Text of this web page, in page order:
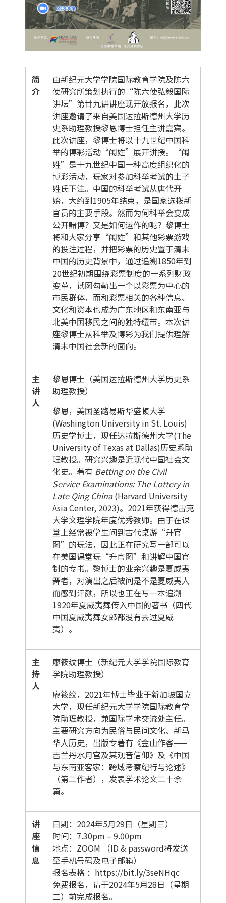
简
介
由新纪元大学学院国际教育学院及陈六
使研究所策划执行的“陈六使弘毅国际
讲坛”第廿九讲讲座现开放报名，此次
讲座邀请了来自美国达拉斯德州大学历
史系助理教授黎恩博士担任主讲嘉宾。
此次讲座，黎博士将以十九世纪中国科
举的博彩活动“闱姓”展开讲授。“闱
姓”是十九世纪中国一种高度组织化的
博彩活动，玩家对参加科举考试的士子
姓氏下注。中国的科举考试从唐代开
始，大约到1905年结束，是国家选拨新
官员的主要手段。然而为何科举会变成
公开赌博？又是如何运作的呢？黎博士
将和大家分享“闱姓”和其他彩票游戏
的投注过程，并把彩票的历史置于清末
中国的历史背景中，通过追溯1850年到
20世纪初期围绕彩票制度的一系列财政
变革，试图勾勒出一个以彩票为中心的
市民群体，而和彩票相关的各种信息、
文化和资本也成为广东地区和东南亚与
北美中国移民之间的独特纽带。本次讲
座黎博士从科举及博彩为我们提供理解
清末中国社会新的面向。
主
讲
人
黎恩博士（美国达拉斯德州大学历史系
助理教授）
黎恩，美国圣路易斯华盛顿大学
(Washington University in St. Louis)
历史学博士，现任达拉斯德州大学(The
University of Texas at Dallas)历史系助
理教授。研究兴趣是近现代中国社会文
化史。著有 Betting on the Civil
Service Examinations: The Lottery in
Late Qing China(Harvard University
Asia Center, 2023)。2021年获得德雷克
大学文理学院年度优秀教师。由于在课
堂上经常被学生问到古代桌游“升官
图”的玩法，因此正在研究写一部可以
在美国课堂玩“升官图”和讲解中国官
制的专书。黎博士的业余兴趣是夏威夷
舞者，对演出之后被问是不是夏威夷人
而感到汗颜，所以也正在写一本追溯
1920年夏威夷舞传入中国的著书（四代
中国夏威夷舞女郎都没有去过夏威
夷）。
主
持
人
廖筱纹博士（新纪元大学学院国际教育
学院助理教授）
廖筱纹，2021年博士毕业于新加坡国立
大学，现任新纪元大学学院国际教育学
院助理教授，兼国际学术交流处主任。
主要研究方向为民俗与民间文化、新马
华人历史，出版专著有《金山作客——
吉兰丹水月宫及其观音信仰》及《中国
与东南亚客家：跨域考察纪行与论述》
（第二作者），发表学术论文二十余
篇。
讲
座
信
息
日期：2024年5月29日（星期三）
时间：7.30pm – 9.00pm
地点：ZOOM （ID & password将发送
至手机号码及电子邮箱）
报名表格 ：https://bit.ly/3seNHqc
免费报名，请于2024年5月28日（星期
二）前完成报名。